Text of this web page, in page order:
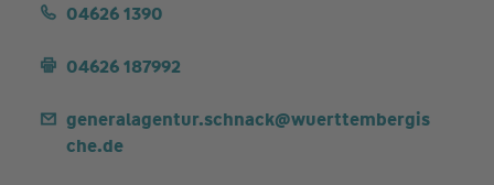
04626 1390
04626 187992
generalagentur.schnack@wuerttembergis
che.de